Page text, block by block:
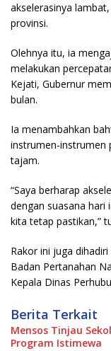
akselerasinya
provinsi.
Olehnya itu, ia
melakukan
Kejati, Gubernur
bulan.
Ia menambahkan
instrumen-instrumen
tajam.
“Saya berharap
dengan suasana hari
kita tetap pastikan,”
Rakor ini juga
Badan Pertanahan
Kepala Dinas
Berita Terkait
Mensos Tinjau
Program Istimewa